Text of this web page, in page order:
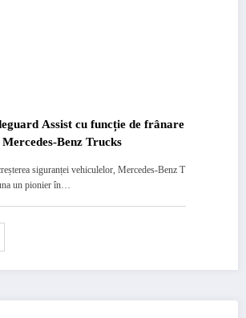
Assist cu funcție de frânare
Benz Trucks
siguranței vehiculelor, Mercedes-Benz T
un pionier în…